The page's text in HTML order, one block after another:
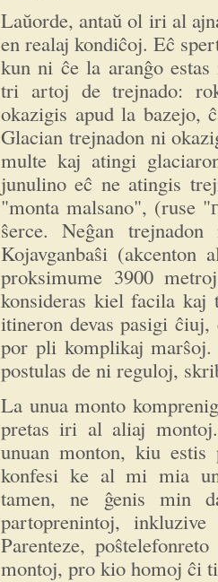
Laŭorde, antaŭ ol iri al
en realaj kondiĉoj. Eĉ
kun ni ĉe la aranĝo
tri artoj de trejnado:
okazigis apud la bazejo,
Glacian trejnadon ni
multe kaj atingi
junulino eĉ ne atingis
"monta malsano", (ruse
ŝerce. Neĝan
Kojavganbaŝi (akcenton
proksimume 3900
konsideras kiel facila kaj
itineron devas pasigi
por pli komplikaj
postulas de ni reguloj,
La unua monto
pretas iri al aliaj
unuan monton, kiu
konfesi ke al mi mia
tamen, ne ĝenis min
partoprenintoj,
Parenteze,
montoj, pro kio homoj ĉi